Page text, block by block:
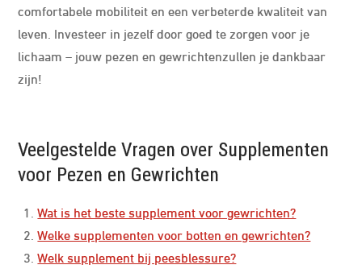
comfortabele mobiliteit en een verbeterde kwaliteit van
leven. Investeer in jezelf door goed te zorgen voor je
lichaam – jouw pezen en gewrichtenzullen je dankbaar
zijn!
Veelgestelde Vragen over Supplementen
voor Pezen en Gewrichten
Wat is het beste supplement voor gewrichten?
Welke supplementen voor botten en gewrichten?
Welk supplement bij peesblessure?